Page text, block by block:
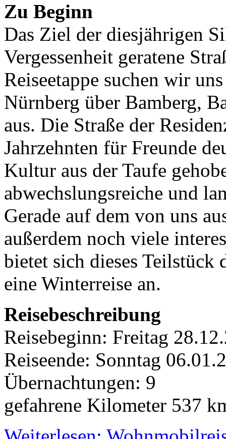
Zu Beginn
Das Ziel der diesjährigen
Vergessenheit geratene
Reiseetappe suchen wir
Nürnberg über Bamberg,
aus. Die Straße der
Jahrzehnten für Freunde
Kultur aus der Taufe
abwechslungsreiche und
Gerade auf dem von uns
außerdem noch viele
bietet sich dieses Teilstück
eine Winterreise an.
Reisebeschreibung
Reisebeginn: Freitag
Reiseende: Sonntag
Übernachtungen: 9
gefahrene Kilometer 537